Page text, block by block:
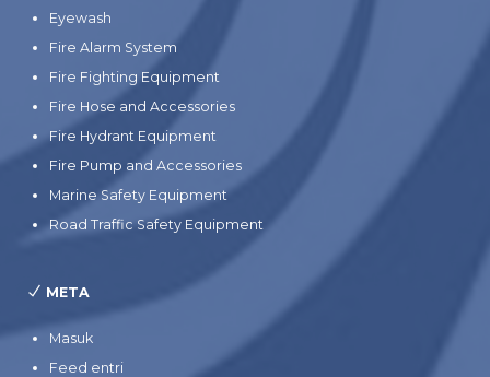
Eyewash
Fire Alarm System
Fire Fighting Equipment
Fire Hose and Accessories
Fire Hydrant Equipment
Fire Pump and Accessories
Marine Safety Equipment
Road Traffic Safety Equipment
META
Masuk
Feed entri